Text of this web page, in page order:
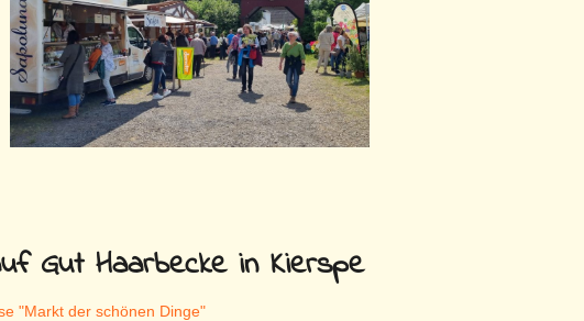
Gut Haarbecke in Kierspe
"Markt der schönen Dinge"